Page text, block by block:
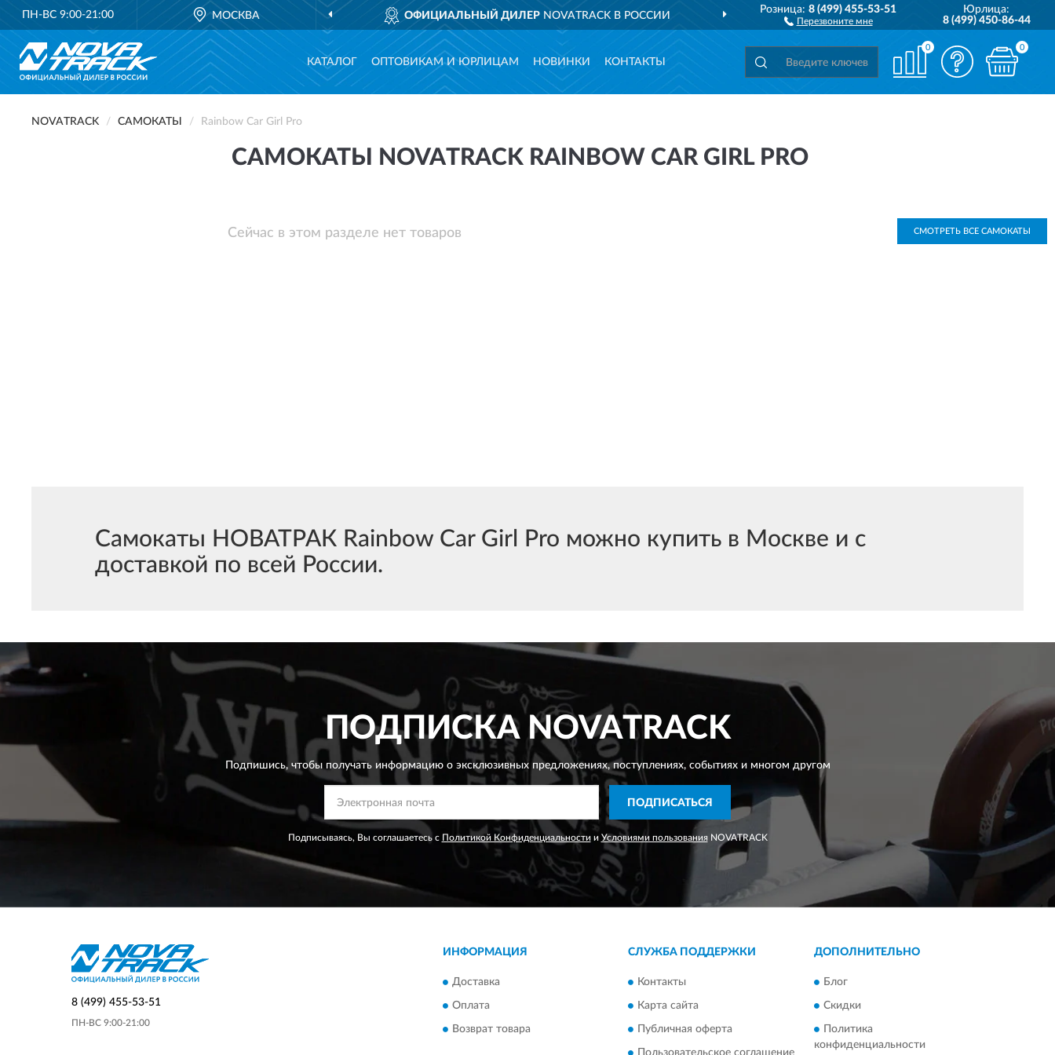
ПН-ВС 9:00-21:00 МОСКВА ОФИЦИАЛЬНЫЙ ДИЛЕР NOVATRACK В РОССИИ ДОСТАВИМ ПО ВСЕЙ РОССИИ
Розница:8 (499) 455-53-51
Перезвоните мне
Юрлица:
8 (499) 450-86-44
КАТАЛОГ ОПТОВИКАМ И ЮРЛИЦАМ НОВИНКИ КОНТАКТЫ
0 0
NOVATRACK САМОКАТЫ Rainbow Car Girl Pro
САМОКАТЫ NOVATRACK RAINBOW CAR GIRL PRO
Сейчас в этом разделе нет товаров СМОТРЕТЬ ВСЕ САМОКАТЫ
Самокаты НОВАТРАК Rainbow Car Girl Pro можно купить в Москве и с
доставкой по всей России.
ПОДПИСКАNOVATRACK
Подпишись, чтобы получать информацию о эксклюзивных предложениях,поступлениях, событиях и многом другом
ПОДПИСАТЬСЯ
Подписываясь, Вы соглашаетесь с Политикой Конфиденциальности и Условиями пользованияNOVATRACK
8 (499) 455-53-51
ПН-ВС 9:00-21:00
ИНФОРМАЦИЯ
Доставка
Оплата
Возврат товара
СЛУЖБА ПОДДЕРЖКИ
Контакты
Карта сайта
Публичная оферта
ДОПОЛНИТЕЛЬНО
Блог
Скидки
Политика
конфиденциальности